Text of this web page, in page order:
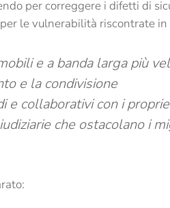
per correggere i difetti di
le vulnerabilità riscontrate
e a banda larga più
e la condivisione
e collaborativi con i
che ostacolano i